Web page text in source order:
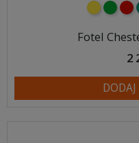
żółtyzielony
Fotel
2